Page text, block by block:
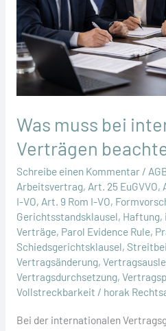
Was muss bei
Verträgen
Schreibe einen Kommentar /
Arbeitsvertrag, Art. 25 EuGVVO,
I-VO, Art. 9 Rom I-VO,
Gerichtsstandsklausel, Haftung,
Verträge, Parol Evidence Rule,
Schiedsgerichtsklausel,
Vertragsänderung,
Vertragsdurchsetzung,
Vollstreckbarkeit / horak
Bei der internationalen